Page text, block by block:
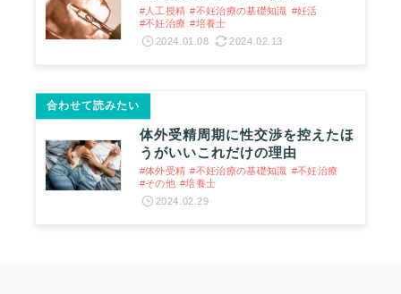
#人工授精 #不妊治療の基礎知識 #妊活
#不妊治療 #培養士
2024.01.08
2024.02.13
合わせて読みたい
体外受精周期に性交渉を控えたほ
うがいいこれだけの理由
#体外受精 #不妊治療の基礎知識 #不妊治療
#その他 #培養士
2024.02.29